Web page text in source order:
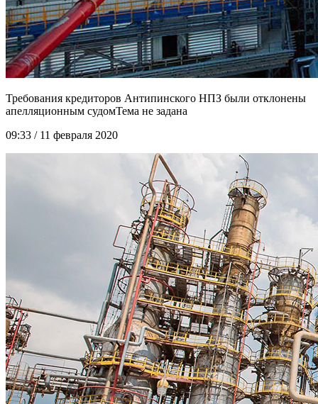
Требования кредиторов Антипинского НПЗ были отклонены
апелляционным судом
09:33 / 11 февраля 2020